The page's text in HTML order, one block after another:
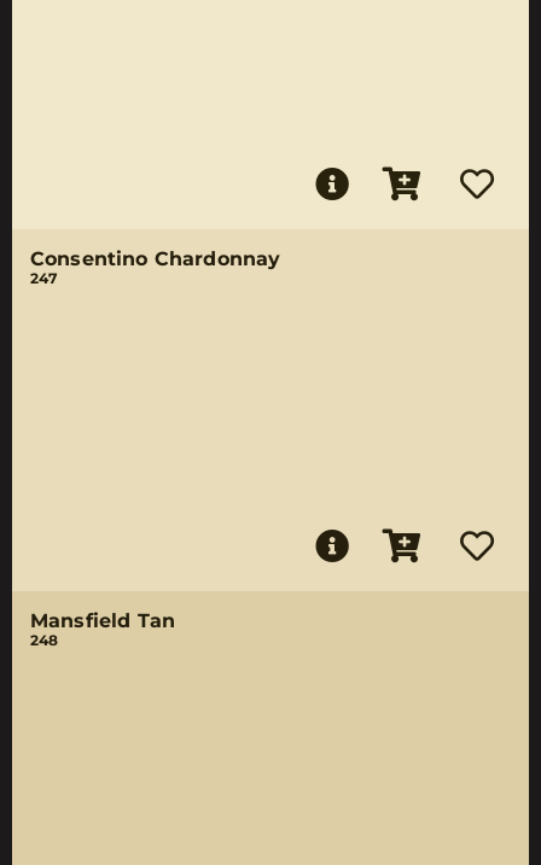
Consentino Chardonnay
247
Mansfield Tan
248